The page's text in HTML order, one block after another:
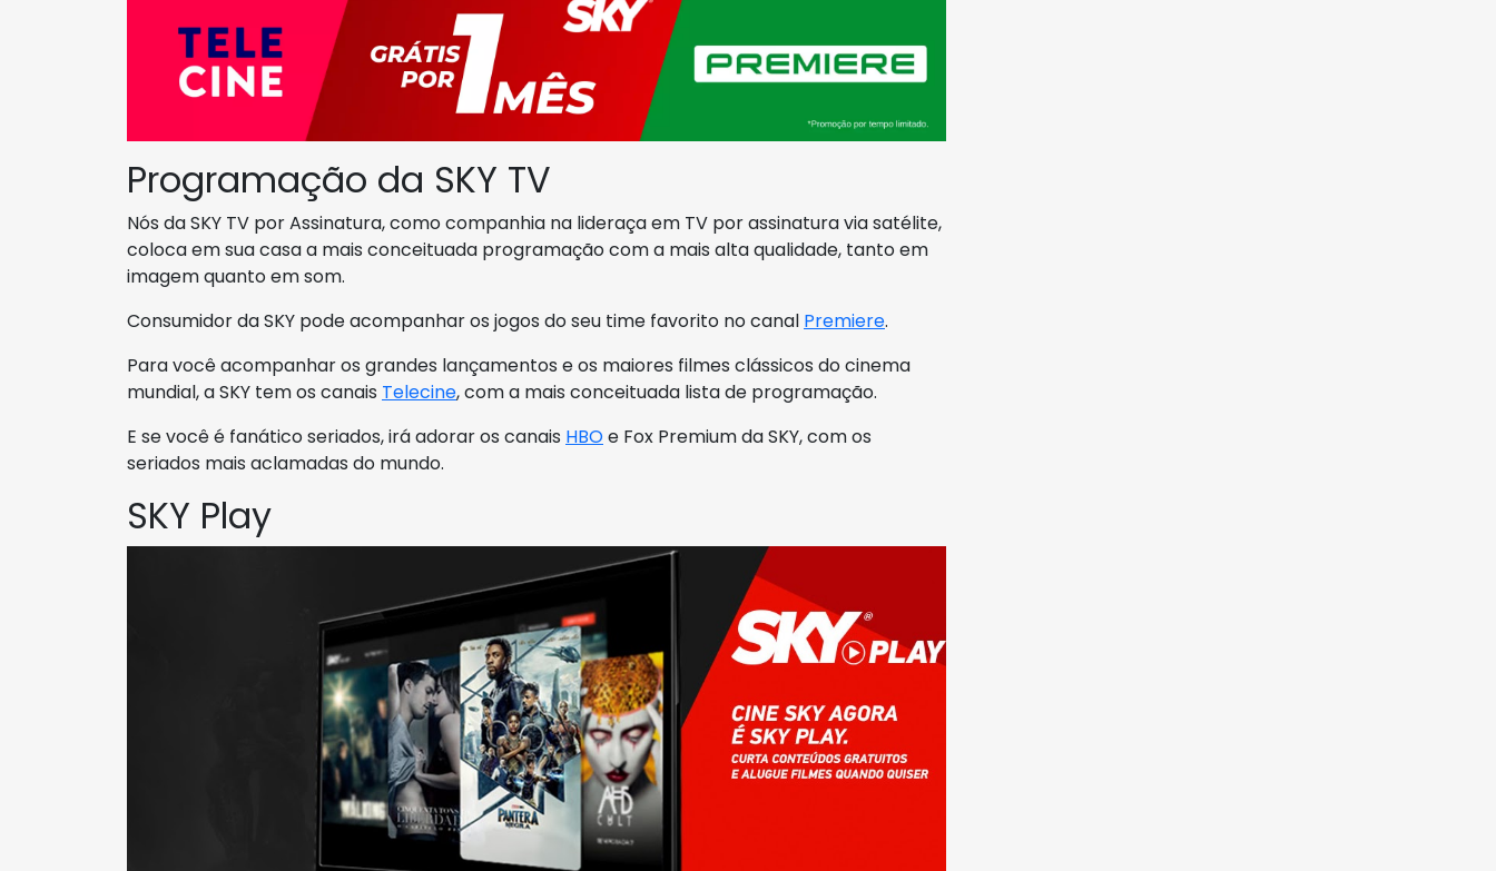
Programação da SKY TV
Nós da SKY TV por Assinatura, como companhia na lideraça em TV por assinatura via satélite,
coloca em sua casa a mais conceituada programação com a mais alta qualidade, tanto em
imagem quanto em som.
Consumidor da SKY pode acompanhar os jogos do seu time favorito no canal Premiere.
Para você acompanhar os grandes lançamentos e os maiores filmes clássicos do cinema
mundial, a SKY tem os canais Telecine, com a mais conceituada lista de programação.
E se você é fanático seriados, irá adorar os canais HBOe Fox Premium da SKY, com os
seriados mais aclamadas do mundo.
SKY Play